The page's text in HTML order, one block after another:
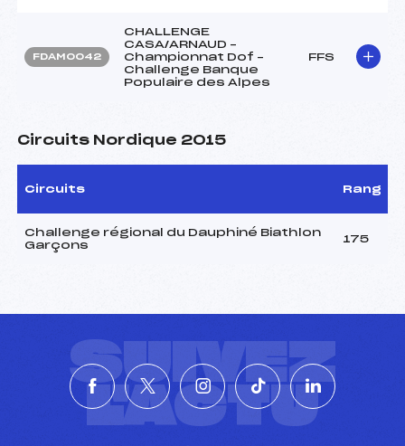
FDAM0042
CHALLENGE
CASA/ARNAUD –
Championnat Dof –
Challenge Banque
Populaire des Alpes
FFS
Circuits Nordique 2015
Circuits Rang
Challenge régional du Dauphiné Biathlon
Garçons
175
SUIVEZ
L'ACTU